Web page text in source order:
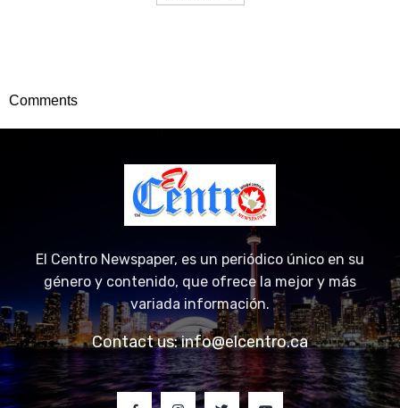
Comments
El Centro Newspaper, es un periódico único en su
género y contenido, que ofrece la mejor y más
variada información.
Contact us:info@elcentro.ca